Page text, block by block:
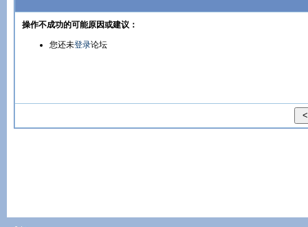
操作不成功的可能原因或建议：
您还未登录论坛